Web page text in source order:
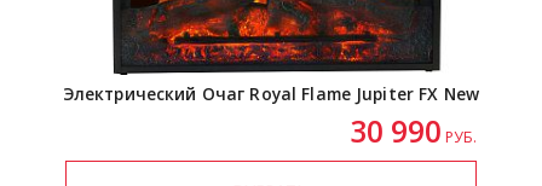
Электрический Очаг Royal Flame Jupiter FX New
30 990 РУБ.